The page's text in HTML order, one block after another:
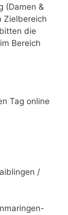
(Damen &
Zielbereich
die
Bereich
Tag online
/